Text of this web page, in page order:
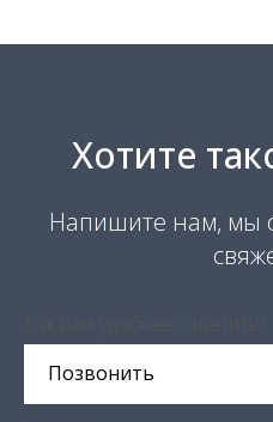
Хотите
Напишите нам, мы